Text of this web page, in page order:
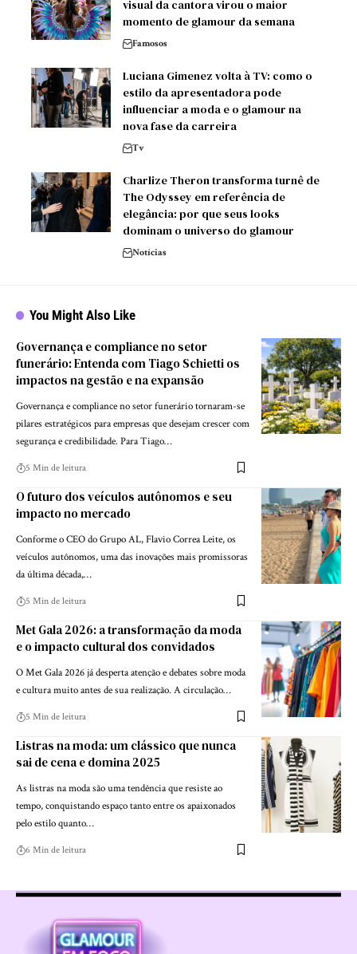
visual da cantora virou o maior
momento de glamour da semana
Famosos
Luciana Gimenez volta à TV: como o
estilo da apresentadora pode
influenciar a moda e o glamour na
nova fase da carreira
Tv
Charlize Theron transforma turnê de
The Odyssey em referência de
elegância: por que seus looks
dominam o universo do glamour
Notícias
You Might Also Like
Governança e compliance no setor
funerário: Entenda com Tiago Schietti os
impactos na gestão e na expansão
Governança e compliance no setor funerário tornaram-se
pilares estratégicos para empresas que desejam crescer com
segurança e credibilidade. Para Tiago…
5 Min de leitura
O futuro dos veículos autônomos e seu
impacto no mercado
Conforme o CEO do Grupo AL, Flavio Correa Leite, os
veículos autônomos, uma das inovações mais promissoras
da última década,…
5 Min de leitura
Met Gala 2026: a transformação da moda
e o impacto cultural dos convidados
O Met Gala 2026 já desperta atenção e debates sobre moda
e cultura muito antes de sua realização. A circulação…
5 Min de leitura
Listras na moda: um clássico que nunca
sai de cena e domina 2025
As listras na moda são uma tendência que resiste ao
tempo, conquistando espaço tanto entre os apaixonados
pelo estilo quanto…
6 Min de leitura